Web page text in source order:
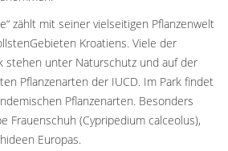
zählt mit seiner vielseitigen Pflanzenwelt
Kroatiens. Viele der
stehen unter Naturschutz und auf der
Pflanzenarten der IUCD. Im Park findet
Pflanzenarten. Besonders
Frauenschuh (Cypripedium calceolus),
Europas.